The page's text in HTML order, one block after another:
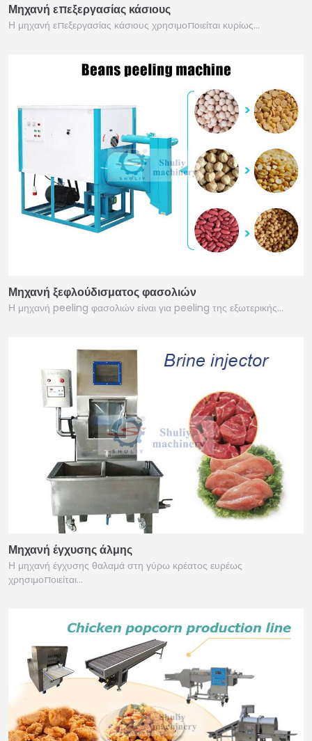
Μηχανή επεξεργασίας κάσιους
Η μηχανή επεξεργασίας κάσιους χρησιμοποιείται κυρίως…
Μηχανή ξεφλούδισματος φασολιών
Η μηχανή peeling φασολιών είναι για peeling της εξωτερικής…
Μηχανή έγχυσης άλμης
Η μηχανή έγχυσης θαλαμά στη γύρω κρέατος ευρέως
χρησιμοποιείται…